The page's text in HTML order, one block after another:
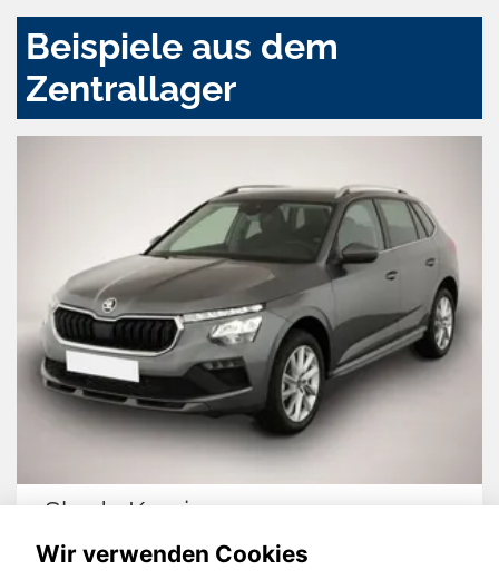
Beispiele aus dem
Zentrallager
Skoda Kamiq
Wir verwenden Cookies